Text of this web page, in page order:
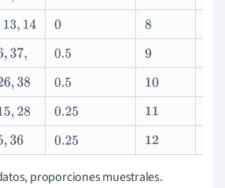
,14 0 8
, 0.5 9
,38 0.5 10
,28 0.25 11
0.25 12
proporciones muestrales.